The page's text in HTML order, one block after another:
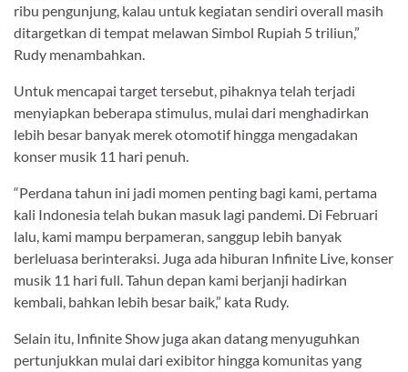
ribu pengunjung, kalau untuk kegiatan sendiri overall masih
ditargetkan di tempat melawan Simbol Rupiah 5 triliun,”
Rudy menambahkan.
Untuk mencapai target tersebut, pihaknya telah terjadi
menyiapkan beberapa stimulus, mulai dari menghadirkan
lebih besar banyak merek otomotif hingga mengadakan
konser musik 11 hari penuh.
“Perdana tahun ini jadi momen penting bagi kami, pertama
kali Indonesia telah bukan masuk lagi pandemi. Di Februari
lalu, kami mampu berpameran, sanggup lebih banyak
berleluasa berinteraksi. Juga ada hiburan Infinite Live, konser
musik 11 hari full. Tahun depan kami berjanji hadirkan
kembali, bahkan lebih besar baik,” kata Rudy.
Selain itu, Infinite Show juga akan datang menyuguhkan
pertunjukkan mulai dari exibitor hingga komunitas yang